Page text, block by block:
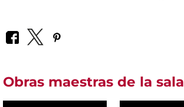
Obras maestras de la sala